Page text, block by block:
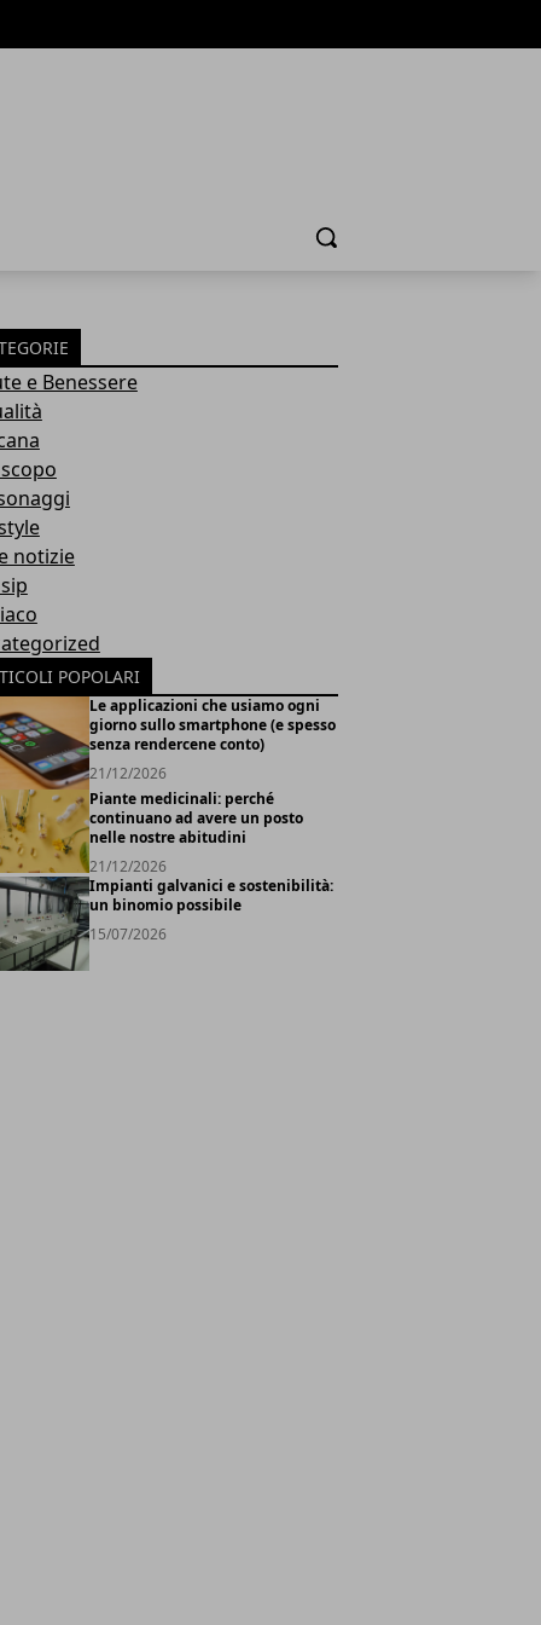
Cerca
e Benessere
notizie
POPOLARI
Le applicazioni che usiamo ogni
giorno sullo smartphone (e spesso
senza rendercene conto)
21/12/2026
Piante medicinali: perché
continuano ad avere un posto
nelle nostre abitudini
21/12/2026
Impianti galvanici e sostenibilità:
un binomio possibile
15/07/2026